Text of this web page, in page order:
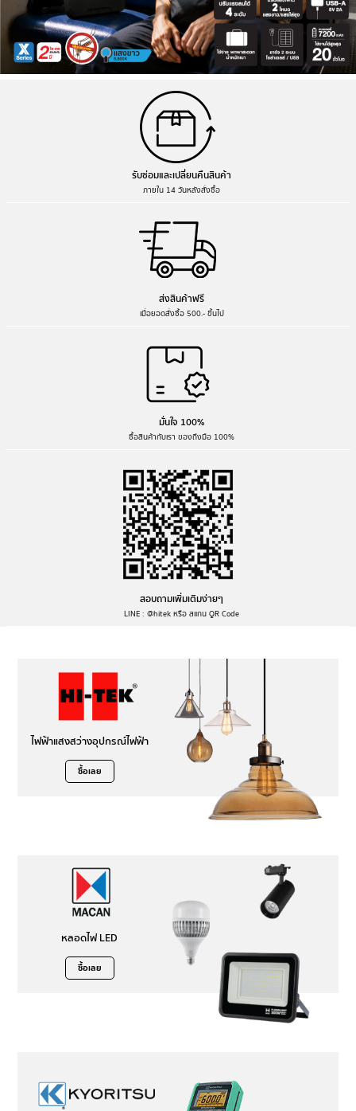
รับซ่อมและเปลี่ยนคืนสินค้า
ภายใน 14 วันหลังสั่งซื้อ
ส่งสินค้าฟรี
เมื่อยอดสั่งซื้อ 500.- ขึ้นไป
มั่นใจ 100%
ซื้อสินค้ากับเรา ของถึงมือ 100%
สอบถามเพิ่มเติมง่ายๆ
LINE : @hitek หรือ สแกน QR Code
ไฟฟ้าแสงสว่างอุปกรณ์ไฟฟ้า
ซื้อเลย
หลอดไฟ LED
ซื้อเลย